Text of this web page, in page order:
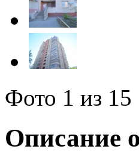
Фото 1 из 15
Описание